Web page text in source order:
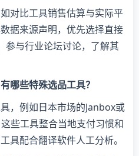
对比工具销售估算与实际平
据来源声明，优先选择直接
参与行业论坛讨论，了解其
哪些特殊选品工具？
，例如日本市场的Janbox或
些工具整合当地支付习惯和
具配合翻译软件人工分析。